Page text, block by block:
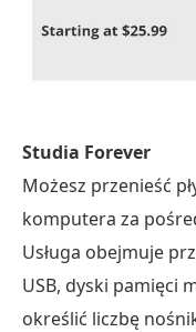
Studia Forever
Możesz przenieść
komputera za
Usługa obejmuje
USB, dyski pamięci
określić liczbę